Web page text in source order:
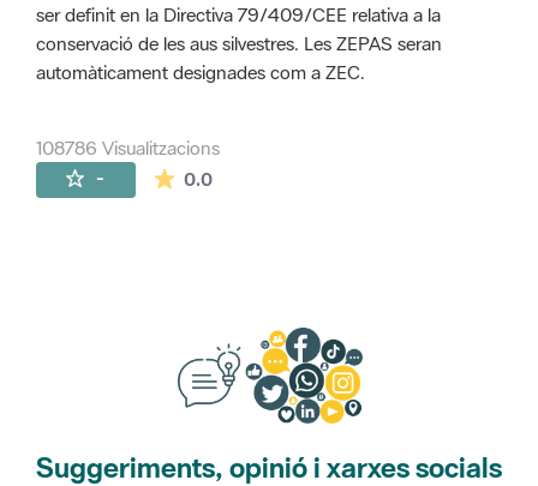
ser definit en la Directiva 79/409/CEE relativa a la
conservació de les aus silvestres. Les ZEPAS seran
automàticament designades com a ZEC.
108786 Visualitzacions
- 0.0La mitjana de les valoracions és de 0
Suggeriments, opinió i xarxes socials